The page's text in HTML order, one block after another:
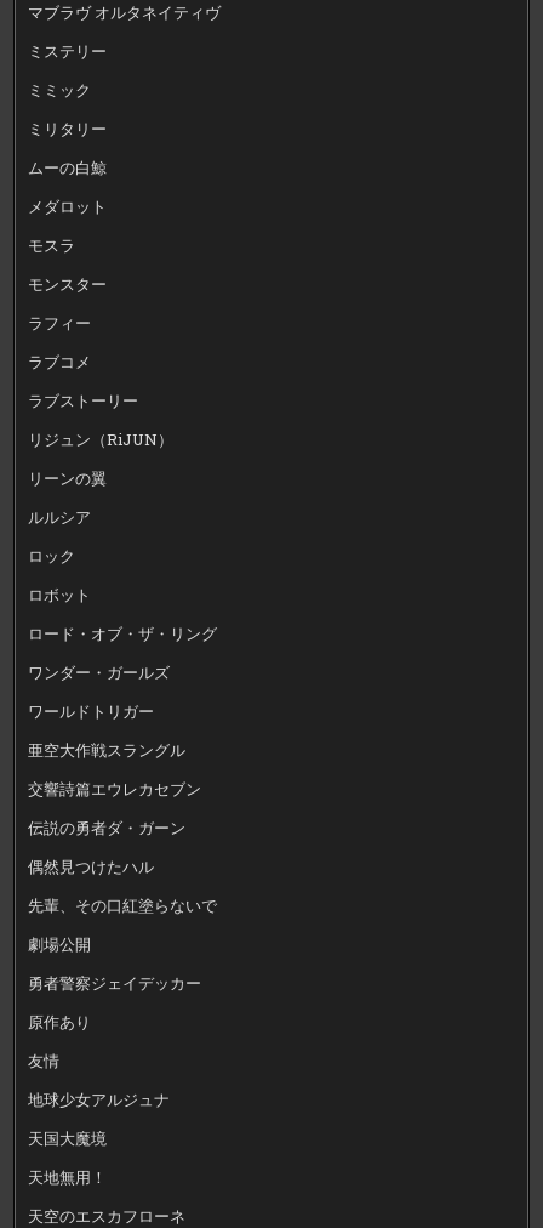
マブラヴ オルタネイティヴ
ミステリー
ミミック
ミリタリー
ムーの白鯨
メダロット
モスラ
モンスター
ラフィー
ラブコメ
ラブストーリー
リジュン（RiJUN）
リーンの翼
ルルシア
ロック
ロボット
ロード・オブ・ザ・リング
ワンダー・ガールズ
ワールドトリガー
亜空大作戦スラングル
交響詩篇エウレカセブン
伝説の勇者ダ・ガーン
偶然見つけたハル
先輩、その口紅塗らないで
劇場公開
勇者警察ジェイデッカー
原作あり
友情
地球少女アルジュナ
天国大魔境
天地無用！
天空のエスカフローネ